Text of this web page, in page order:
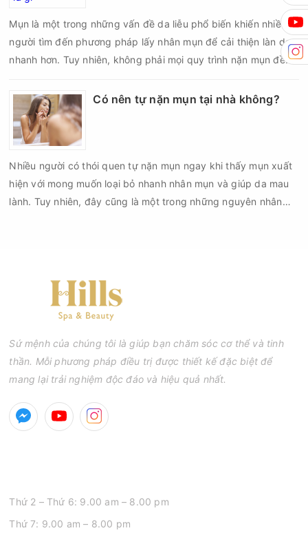
Mụn là một trong những vấn đề da liễu phổ biến khiến nhiều
người tìm đến phương pháp lấy nhân mụn để cải thiện làn da
nhanh hơn. Tuy nhiên, không phải mọi quy trình nặn mụn đều
sai kỹ thuật hoặc lấy nhân mụn không đúng thời điểm, làn da
có thể đối mặt với nguy cơ viêm nhiễm, thâm sau mụn và thậm
chí là sẹo rỗ. Vậy nặn mụn chuẩn y khoa là gì và một quy trình
đạt tiêu chuẩn cần đáp ứng những yêu cầu nào?
Có nên tự nặn mụn tại nhà không?
Nhiều người có thói quen tự nặn mụn ngay khi thấy mụn xuất
hiện với mong muốn loại bỏ nhanh nhân mụn và giúp da mau
lành. Tuy nhiên, đây cũng là một trong những nguyên nhân
Sứ mệnh của chúng tôi là giúp bạn chăm sóc cơ thể và tinh
thần. Mỗi phương pháp điều trị được thiết kế đặc biệt để
mang lại trải nghiệm độc đáo và hiệu quả nhất.
Thứ 2 – Thứ 6: 9.00 am – 8.00 pm
Thứ 7: 9.00 am – 8.00 pm